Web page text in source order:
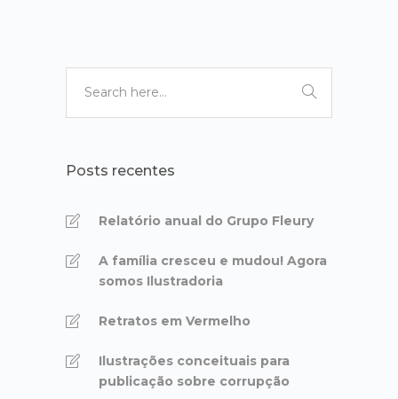
Posts recentes
Relatório anual do Grupo Fleury
A família cresceu e mudou! Agora
somos Ilustradoria
Retratos em Vermelho
Ilustrações conceituais para
publicação sobre corrupção